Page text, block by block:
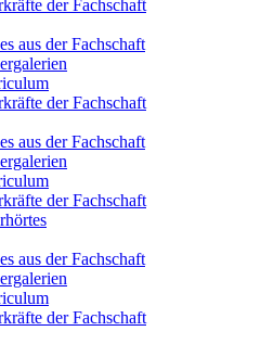
der Fachschaft
aus der Fachschaft
der Fachschaft
aus der Fachschaft
der Fachschaft
aus der Fachschaft
der Fachschaft